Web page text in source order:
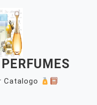
Catalogo